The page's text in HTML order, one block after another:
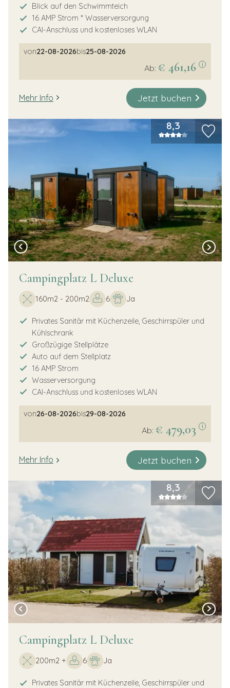
Blick auf den Schwimmteich
16 AMP Strom * Wasserversorgung
CAI-Anschluss und kostenloses WLAN
von22-08-2026bis25-08-2026
Ab: € 461,16 i
Mehr Info Jetzt buchen
8,3
Campingplatz L Deluxe
160m2 - 200m2 6 Ja
Privates Sanitär mit Küchenzeile, Geschirrspüler und
Kühlschrank
Großzügige Stellplätze
Auto auf dem Stellplatz
16 AMP Strom
Wasserversorgung
CAI-Anschluss und kostenloses WLAN
von26-08-2026bis29-08-2026
Ab: € 479,03 i
Mehr Info Jetzt buchen
8,3
Campingplatz L Deluxe
200m2 + 6 Ja
Privates Sanitär mit Küchenzeile, Geschirrspüler und